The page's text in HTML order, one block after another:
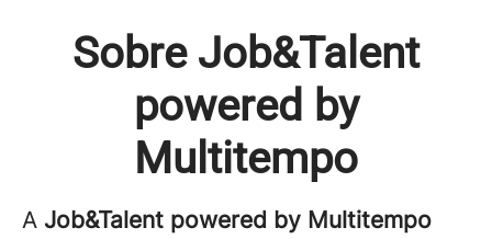
Sobre Job&Talent
powered by
Multitempo
A Job&Talent powered by Multitempo